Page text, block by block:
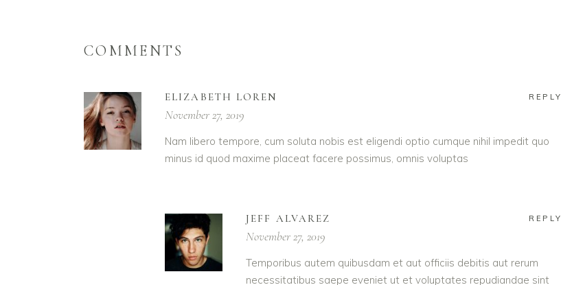
COMMENTS
ELIZABETH LOREN REPLY
November 27, 2019
Nam libero tempore, cum soluta nobis est eligendi optio cumque nihil impedit quo
minus id quod maxime placeat facere possimus, omnis voluptas
JEFF ALVAREZ REPLY
November 27, 2019
Temporibus autem quibusdam et aut officiis debitis aut rerum
necessitatibus saepe eveniet ut et voluptates repudiandae sint